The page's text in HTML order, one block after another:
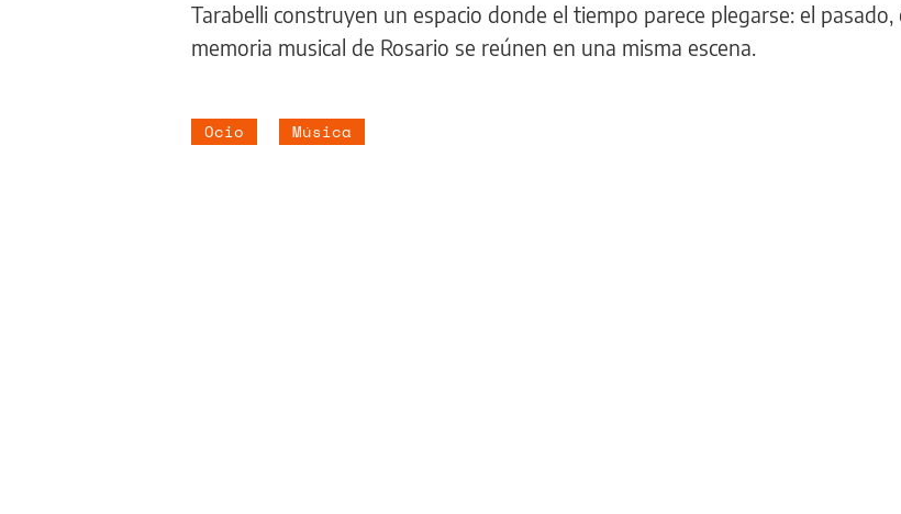
Tarabelli construyen un espacio donde el tiempo parece plegarse: el pasado,
memoria musical de Rosario se reúnen en una misma escena.
Ocio Música